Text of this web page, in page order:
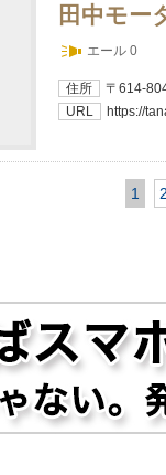
田中モー
エール 0
住所
〒614-
URL
https://
1